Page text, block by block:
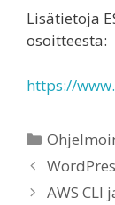
Lisätietoja
osoitteesta:
https://
AWS